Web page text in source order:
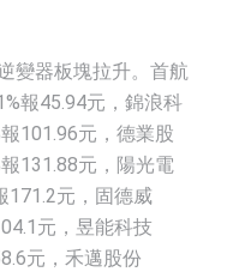
變器板塊拉升。首航
報45.94元，錦浪科
101.96元，德業股
131.88元，陽光電
171.2元，固德威
元，昱能科技
元，禾邁股份